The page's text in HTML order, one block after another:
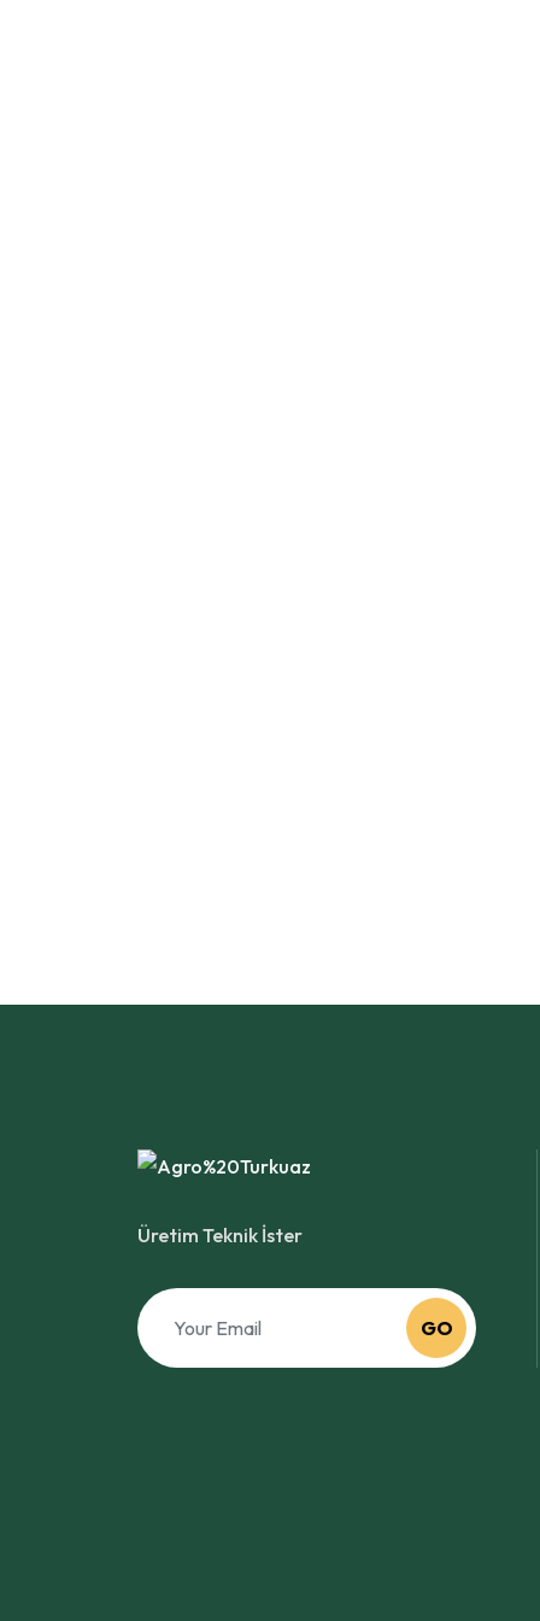
Üretim Teknik İster
GO